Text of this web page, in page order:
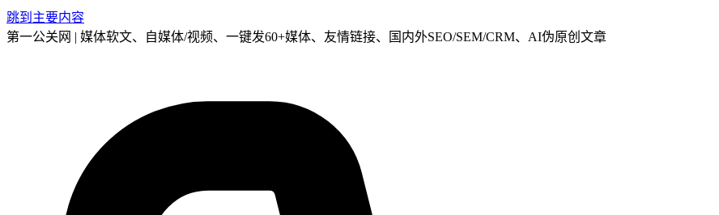
跳到主要内容
第一公关网 | 媒体软文、自媒体/视频、一键发60+媒体、友情链接、国内外SEO/SEM/CRM、AI伪原创文章